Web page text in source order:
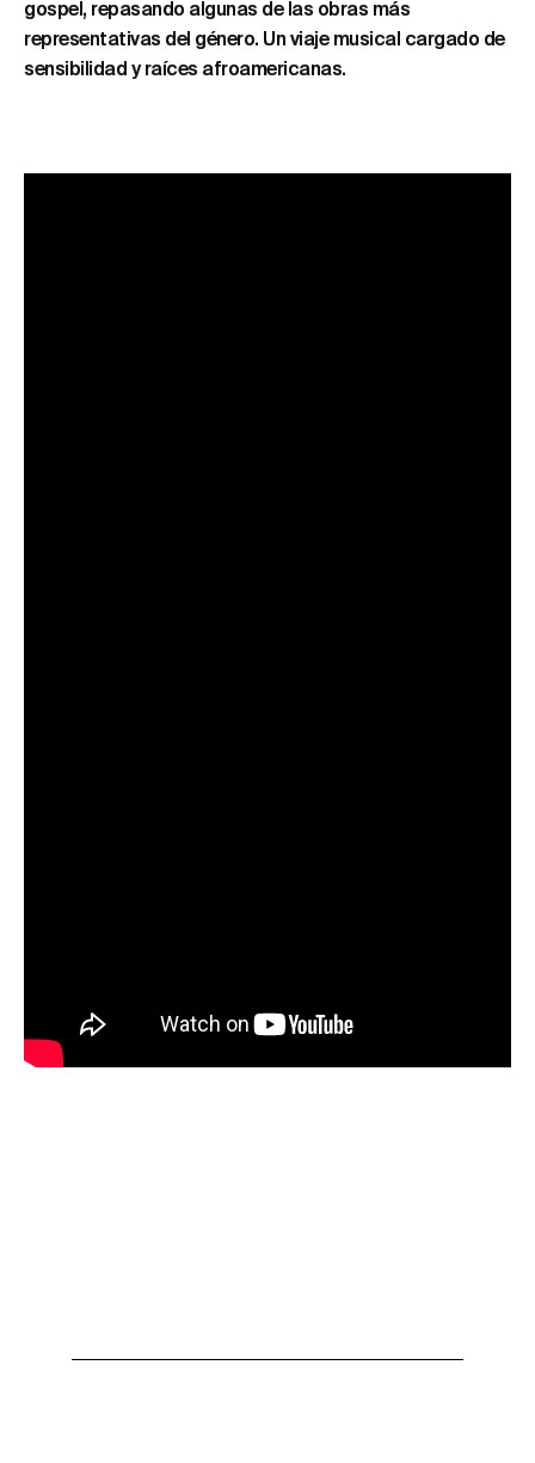
gospel, repasando algunas de las obras más
representativas del género. Un viaje musical cargado de
sensibilidad y raíces afroamericanas.